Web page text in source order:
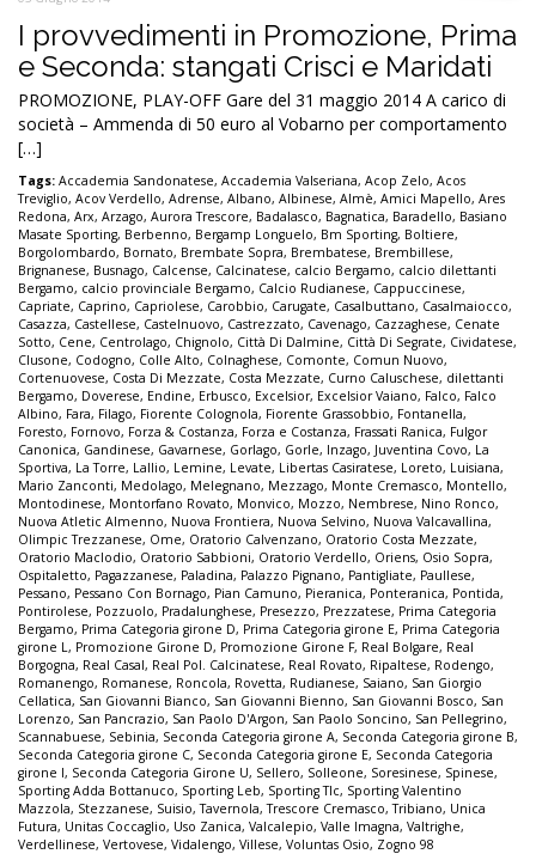
I provvedimenti in Promozione, Prima
e Seconda: stangati Crisci e Maridati
PROMOZIONE, PLAY-OFF Gare del 31 maggio 2014 A carico di
società – Ammenda di 50 euro al Vobarno per comportamento
[…]
Tags: Accademia Sandonatese, Accademia Valseriana, Acop Zelo, Acos
Treviglio, Acov Verdello, Adrense, Albano, Albinese, Almè, Amici Mapello, Ares
Redona, Arx, Arzago, Aurora Trescore, Badalasco, Bagnatica, Baradello, Basiano
Masate Sporting, Berbenno, Bergamp Longuelo, Bm Sporting, Boltiere,
Borgolombardo, Bornato, Brembate Sopra, Brembatese, Brembillese,
Brignanese, Busnago, Calcense, Calcinatese, calcio Bergamo, calcio dilettanti
Bergamo, calcio provinciale Bergamo, Calcio Rudianese, Cappuccinese,
Capriate, Caprino, Capriolese, Carobbio, Carugate, Casalbuttano, Casalmaiocco,
Casazza, Castellese, Castelnuovo, Castrezzato, Cavenago, Cazzaghese, Cenate
Sotto, Cene, Centrolago, Chignolo, Città Di Dalmine, Città Di Segrate, Cividatese,
Clusone, Codogno, Colle Alto, Colnaghese, Comonte, Comun Nuovo,
Cortenuovese, Costa Di Mezzate, Costa Mezzate, Curno Caluschese, dilettanti
Bergamo, Doverese, Endine, Erbusco, Excelsior, Excelsior Vaiano, Falco, Falco
Albino, Fara, Filago, Fiorente Colognola, Fiorente Grassobbio, Fontanella,
Foresto, Fornovo, Forza & Costanza, Forza e Costanza, Frassati Ranica, Fulgor
Canonica, Gandinese, Gavarnese, Gorlago, Gorle, Inzago, Juventina Covo, La
Sportiva, La Torre, Lallio, Lemine, Levate, Libertas Casiratese, Loreto, Luisiana,
Mario Zanconti, Medolago, Melegnano, Mezzago, Monte Cremasco, Montello,
Montodinese, Montorfano Rovato, Monvico, Mozzo, Nembrese, Nino Ronco,
Nuova Atletic Almenno, Nuova Frontiera, Nuova Selvino, Nuova Valcavallina,
Olimpic Trezzanese, Ome, Oratorio Calvenzano, Oratorio Costa Mezzate,
Oratorio Maclodio, Oratorio Sabbioni, Oratorio Verdello, Oriens, Osio Sopra,
Ospitaletto, Pagazzanese, Paladina, Palazzo Pignano, Pantigliate, Paullese,
Pessano, Pessano Con Bornago, Pian Camuno, Pieranica, Ponteranica, Pontida,
Pontirolese, Pozzuolo, Pradalunghese, Presezzo, Prezzatese, Prima Categoria
Bergamo, Prima Categoria girone D, Prima Categoria girone E, Prima Categoria
girone L , Promozione Girone D, Promozione Girone F, Real Bolgare, Real
Borgogna, Real Casal, Real Pol. Calcinatese, Real Rovato, Ripaltese, Rodengo,
Romanengo, Romanese, Roncola, Rovetta, Rudianese, Saiano, San Giorgio
Cellatica, San Giovanni Bianco, San Giovanni Bienno, San Giovanni Bosco, San
Lorenzo, San Pancrazio, San Paolo D'Argon, San Paolo Soncino, San Pellegrino,
Scannabuese, Sebinia, Seconda Categoria girone A, Seconda Categoria girone B,
Seconda Categoria girone C, Seconda Categoria girone E, Seconda Categoria
girone I, Seconda Categoria Girone U, Sellero, Solleone, Soresinese, Spinese,
Sporting Adda Bottanuco, Sporting Leb, Sporting Tlc, Sporting Valentino
Mazzola, Stezzanese, Suisio,Tavernola,Trescore Cremasco,Tribiano, Unica
Futura, Unitas Coccaglio, Uso Zanica, Valcalepio, Valle Imagna, Valtrighe,
Verdellinese, Vertovese, Vidalengo, Villese, Voluntas Osio, Zogno 98